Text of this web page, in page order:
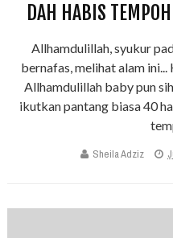
DAH HABIS
Allhamdulillah, syukur
bernafas, melihat alam
Allhamdulillah baby pun
ikutkan pantang biasa 40
Sheila Adziz